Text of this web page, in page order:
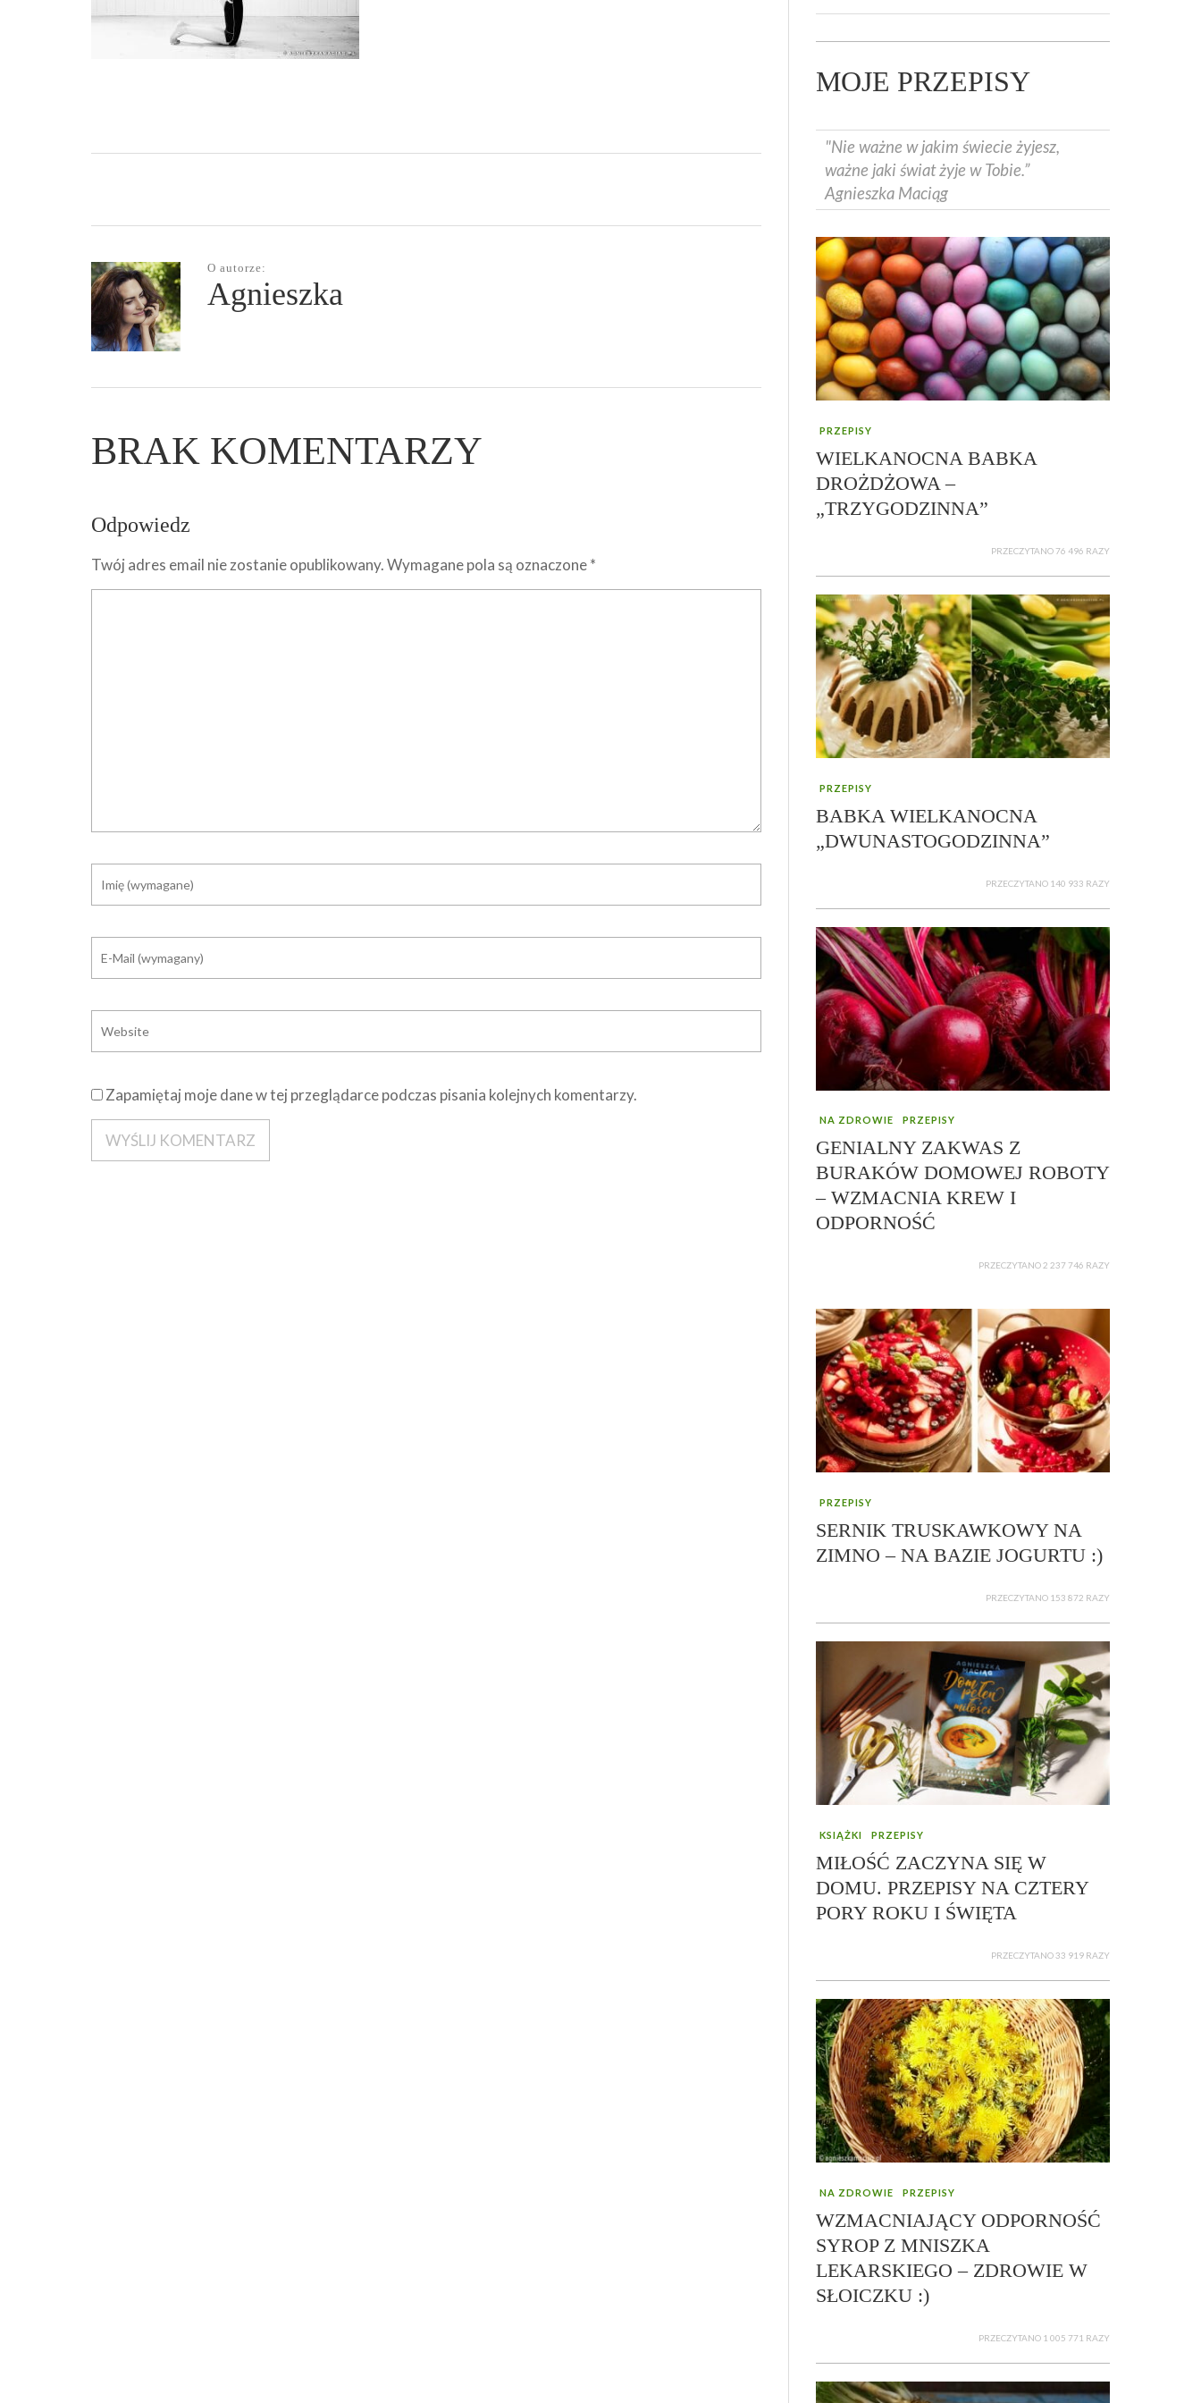
O autorze:
Agnieszka
BRAK KOMENTARZY
Odpowiedz
Twój adres email nie zostanie opublikowany.Wymagane pola są oznaczone*
Zapamiętaj moje dane w tej przeglądarce podczas pisania kolejnych komentarzy.
MOJE PRZEPISY
"Nie ważne w jakim świecie żyjesz,
ważne jaki świat żyje w Tobie.”
Agnieszka Maciąg
PRZEPISY
WIELKANOCNA BABKA
DROŻDŻOWA –
„TRZYGODZINNA”
PRZECZYTANO 76 496 RAZY
PRZEPISY
BABKA WIELKANOCNA
„DWUNASTOGODZINNA”
PRZECZYTANO 140 933 RAZY
NA ZDROWIE PRZEPISY
GENIALNY ZAKWAS Z
BURAKÓW DOMOWEJ ROBOTY
– WZMACNIA KREW I
ODPORNOŚĆ
PRZECZYTANO 2 237 746 RAZY
PRZEPISY
SERNIK TRUSKAWKOWY NA
ZIMNO – NA BAZIE JOGURTU :)
PRZECZYTANO 153 872 RAZY
KSIĄŻKI PRZEPISY
MIŁOŚĆ ZACZYNA SIĘ W
DOMU. PRZEPISY NA CZTERY
PORY ROKU I ŚWIĘTA
PRZECZYTANO 33 919 RAZY
NA ZDROWIE PRZEPISY
WZMACNIAJĄCY ODPORNOŚĆ
SYROP Z MNISZKA
LEKARSKIEGO – ZDROWIE W
SŁOICZKU :)
PRZECZYTANO 1 005 771 RAZY